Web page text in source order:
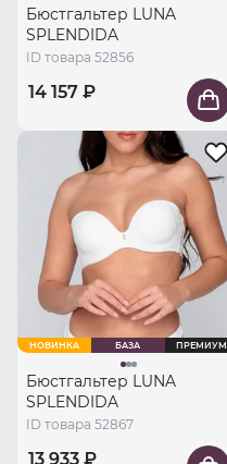
Бюстгальтер LUNA
SPLENDIDA
ID товара 52856
14 157 ₽
НОВИНКА БАЗА ПРЕМИУМ
Бюстгальтер LUNA
SPLENDIDA
ID товара 52867
13 933 ₽